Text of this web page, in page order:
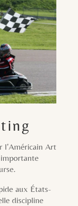
l’Américain Art
aux États-
discipline